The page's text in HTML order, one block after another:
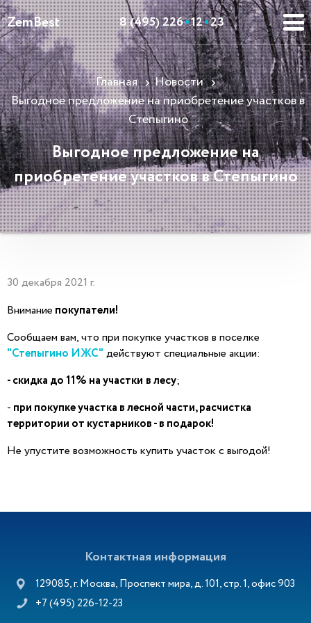
ZemBest 8 (495) 226 12 23
Главная
Новости
Выгодное предложение на приобретение участков в
Степыгино
Выгодное предложение на
приобретение участков в Степыгино
30 декабря 2021 г.
Внимание покупатели!
Сообщаем вам, что при покупке участков в поселке
"Степыгино ИЖС" действуют специальные акции:
- скидка до 11% на участки в лесу;
- при покупке участка в лесной части, расчистка
территории от кустарников - в подарок!
Не упустите возможность купить участок с выгодой!
Контактная информация
129085, г. Москва, Проспект мира, д. 101, стр. 1, офис 903
+7 (495) 226-12-23